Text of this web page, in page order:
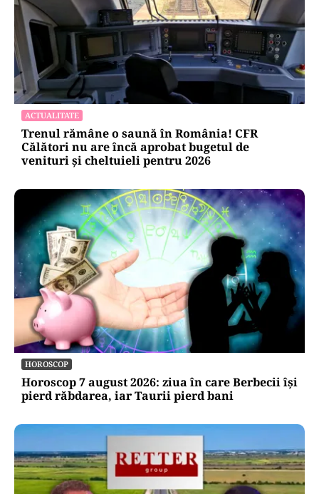
ACTUALITATE
Trenul rămâne o saună în România! CFR
Călători nu are încă aprobat bugetul de
venituri și cheltuieli pentru 2026
HOROSCOP
Horoscop 7 august 2026: ziua în care Berbecii își
pierd răbdarea, iar Taurii pierd bani